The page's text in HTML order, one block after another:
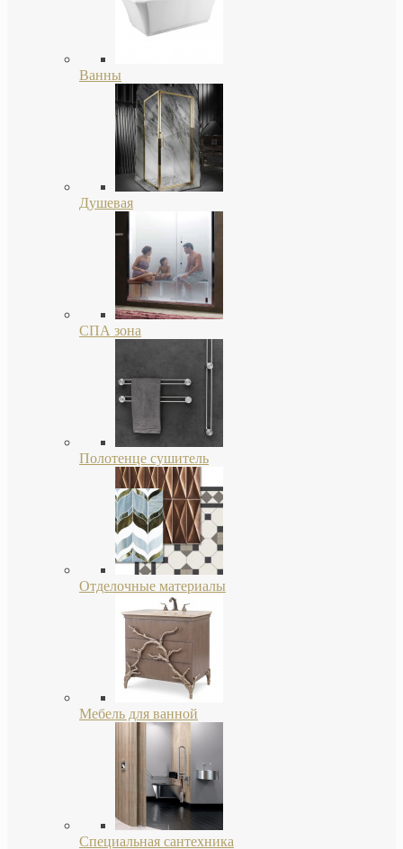
Ванны
Душевая
СПА зона
Полотенце сушитель
Отделочные материалы
Мебель для ванной
Специальная сантехника